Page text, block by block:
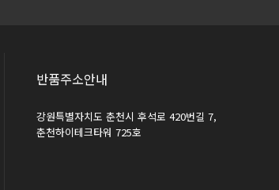
반품주소안내
강원특별자치도 춘천시 후석로 420번길 7,
춘천하이테크타워 725호